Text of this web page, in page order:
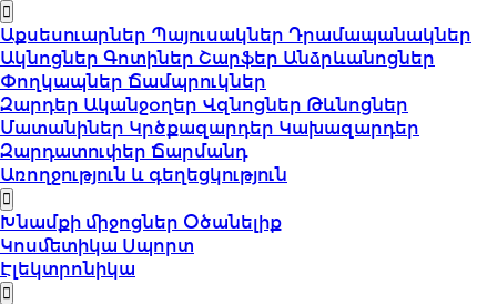
Աքսեսուարներ Պայուսակներ Դրամապանակներ
Ակնոցներ Գոտիներ Շարֆեր Անձրևանոցներ
Փողկապներ Ճամպրուկներ
Զարդեր Ականջօղեր Վզնոցներ Թևնոցներ
Մատանիներ Կրծքազարդեր Կախազարդեր
Զարդատուփեր Ճարմանդ
Առողջություն և գեղեցկություն
Խնամքի միջոցներ Օծանելիք
Կոսմետիկա Սպորտ
Էլեկտրոնիկա